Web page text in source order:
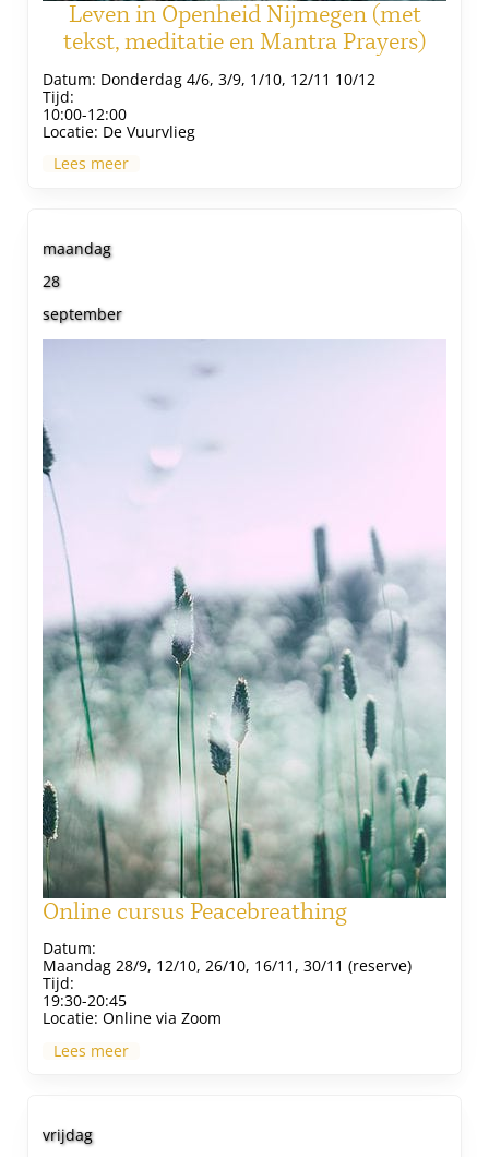
Leven in Openheid Nijmegen (met
tekst, meditatie en Mantra Prayers)
Datum: Donderdag 4/6, 3/9, 1/10, 12/11 10/12
Tijd:
10:00-12:00
Locatie: De Vuurvlieg
Lees meer
maandag
28
september
Online cursus Peacebreathing
Datum:
Maandag 28/9, 12/10, 26/10, 16/11, 30/11 (reserve)
Tijd:
19:30-20:45
Locatie:Online via Zoom
Lees meer
vrijdag